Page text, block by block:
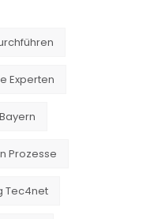
Experten
Prozesse
Tec4net